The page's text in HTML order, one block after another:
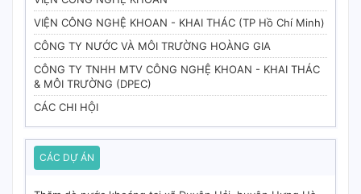
VIỆN CÔNG NGHỆ KHOAN - KHAI THÁC (TP Hồ Chí Minh)
CÔNG TY NƯỚC VÀ MÔI TRƯỜNG HOÀNG GIA
CÔNG TY TNHH MTV CÔNG NGHỆ KHOAN - KHAI THÁC
& MÔI TRƯỜNG (DPEC)
CÁC CHI HỘI
CÁC DỰ ÁN